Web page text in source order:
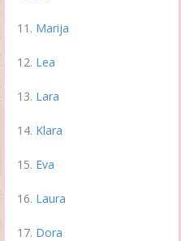
Marija
Lea
Lara
Klara
Eva
Laura
Dora